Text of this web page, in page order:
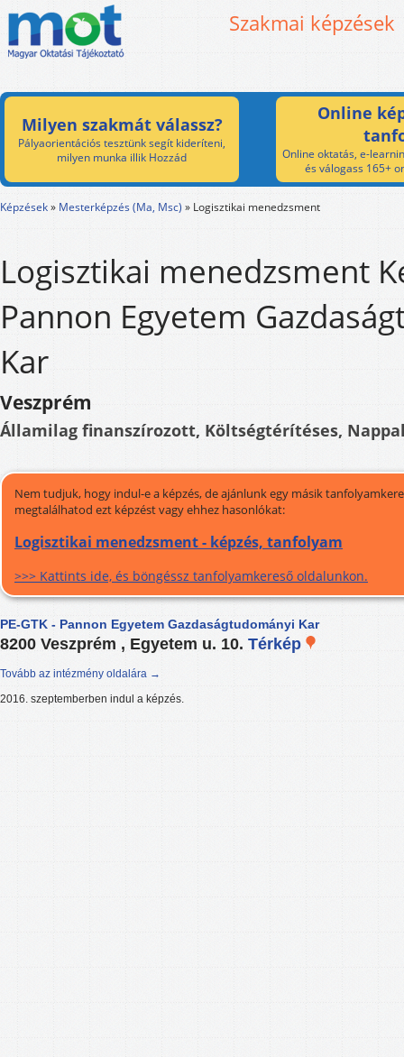
Szakmai képzések
Milyen szakmát válassz?
Pályaorientációs tesztünk segít kideríteni,
milyen munka illik Hozzád
Online
Online oktatás, e-
és válogass 165+
Képzések» Mesterképzés (Ma, Msc) » Logisztikai menedzsment
Logisztikai menedzsment
Pannon Egyetem
Kar
Veszprém
Államilag finanszírozott, Költségtérítéses,
Nem tudjuk, hogy indul-e a képzés, de ajánlunk egy másik
megtalálhatod ezt képzést vagy ehhez hasonlókat:
Logisztikai menedzsment - képzés, tanfolyam
>>> Kattints ide, és böngéssz tanfolyamkereső oldalunkon.
PE-GTK - Pannon Egyetem Gazdaságtudományi Kar
8200 Veszprém , Egyetem u. 10. Térkép
Tovább az intézmény oldalára →
2016. szeptemberben indul a képzés.